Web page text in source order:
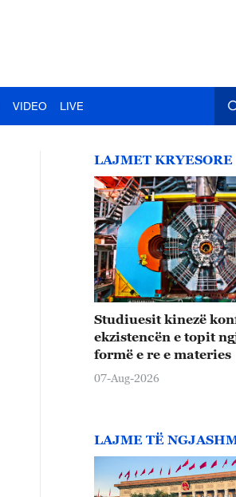
VIDEO LIVE
LAJMET KRYESORE
Studiuesit kinezë
ekzistencën e topit
formë e re e materies
07-Aug-2026
LAJME TË